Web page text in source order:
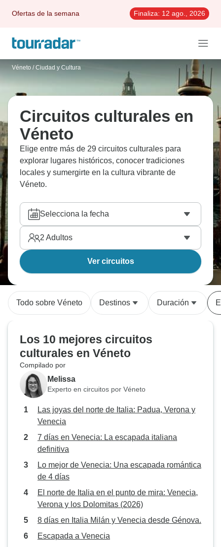
Ofertas de la semana Finaliza: 12 ago., 2026
Véneto / Ciudad y Cultura
Circuitos culturales en
Véneto
Elige entre más de 29 circuitos culturales para
explorar lugares históricos, conocer tradiciones
locales y sumergirte en la cultura vibrante de
Véneto.
Selecciona la fecha
2 Adultos
Ver circuitos
Todo sobre Véneto Destinos Duración
Los 10 mejores circuitos
culturales en Véneto
Compilado por
Melissa
Experto en circuitos por Véneto
Las joyas del norte de Italia: Padua, Verona y
Venecia
7 días en Venecia: La escapada italiana
definitiva
Lo mejor de Venecia: Una escapada romántica
de 4 días
El norte de Italia en el punto de mira: Venecia,
Verona y los Dolomitas (2026)
8 días en Italia Milán y Venecia desde Génova.
Escapada a Venecia